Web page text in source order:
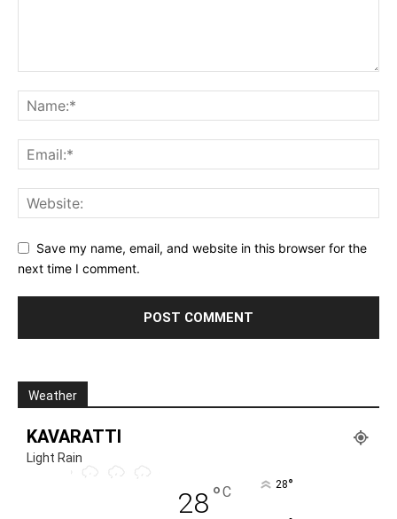
Save my name, email, and website in this browser for the
next time I comment.
Weather
KAVARATTI
Light Rain
28°C 28°